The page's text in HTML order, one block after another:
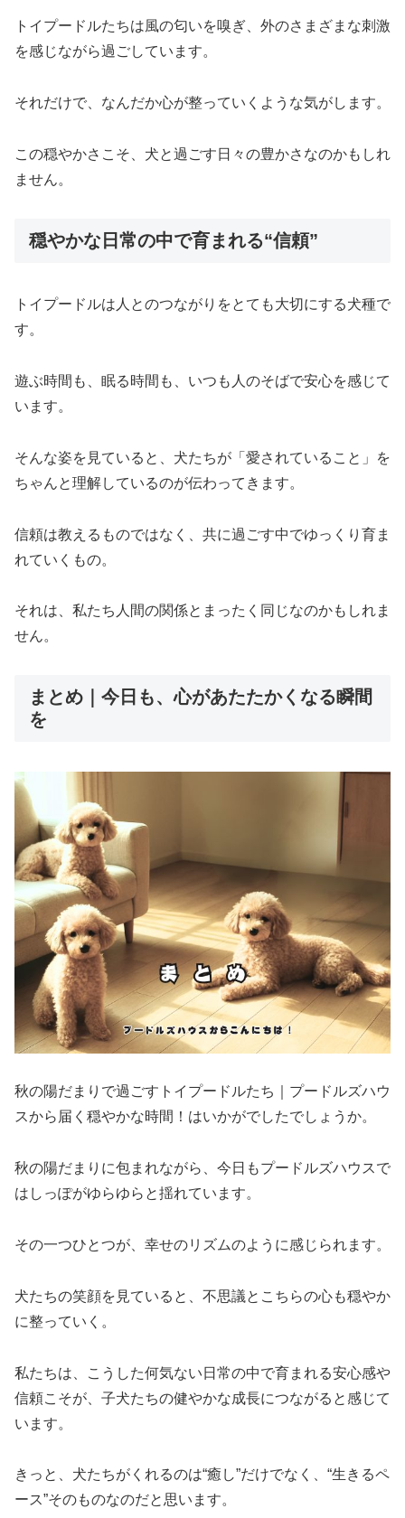
トイプードルたちは風の匂いを嗅ぎ、外のさまざまな刺激
を感じながら過ごしています。
それだけで、なんだか心が整っていくような気がします。
この穏やかさこそ、犬と過ごす日々の豊かさなのかもしれ
ません。
穏やかな日常の中で育まれる“信頼”
トイプードルは人とのつながりをとても大切にする犬種で
す。
遊ぶ時間も、眠る時間も、いつも人のそばで安心を感じて
います。
そんな姿を見ていると、犬たちが「愛されていること」を
ちゃんと理解しているのが伝わってきます。
信頼は教えるものではなく、共に過ごす中でゆっくり育ま
れていくもの。
それは、私たち人間の関係とまったく同じなのかもしれま
せん。
まとめ｜今日も、心があたたかくなる瞬間
を
秋の陽だまりで過ごすトイプードルたち｜プードルズハウ
スから届く穏やかな時間！はいかがでしたでしょうか。
秋の陽だまりに包まれながら、今日もプードルズハウスで
はしっぽがゆらゆらと揺れています。
その一つひとつが、幸せのリズムのように感じられます。
犬たちの笑顔を見ていると、不思議とこちらの心も穏やか
に整っていく。
私たちは、こうした何気ない日常の中で育まれる安心感や
信頼こそが、子犬たちの健やかな成長につながると感じて
います。
きっと、犬たちがくれるのは“癒し”だけでなく、“生きるペ
ース”そのものなのだと思います。